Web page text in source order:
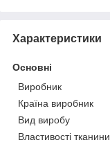
Характеристики
Основні
Виробник
Країна виробник
Вид виробу
Властивості тканини